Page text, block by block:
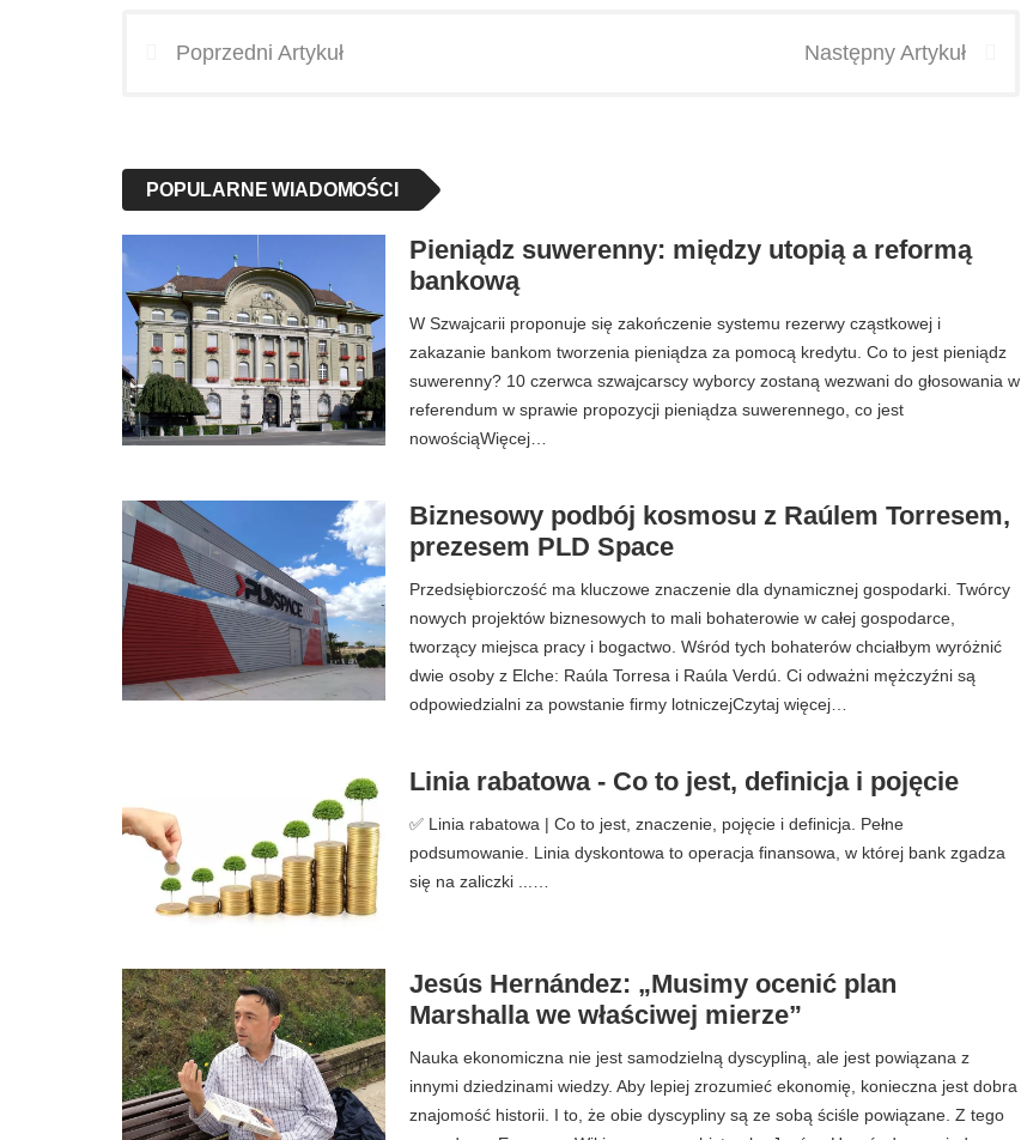
Poprzedni Artykuł Następny Artykuł
POPULARNE WIADOMOŚCI
Pieniądz suwerenny: między utopią a reformą
bankową
W Szwajcarii proponuje się zakończenie systemu rezerwy cząstkowej i
zakazanie bankom tworzenia pieniądza za pomocą kredytu. Co to jest pieniądz
suwerenny? 10 czerwca szwajcarscy wyborcy zostaną wezwani do głosowania w
referendum w sprawie propozycji pieniądza suwerennego, co jest
nowościąWięcej…
Biznesowy podbój kosmosu z Raúlem Torresem,
prezesem PLD Space
Przedsiębiorczość ma kluczowe znaczenie dla dynamicznej gospodarki. Twórcy
nowych projektów biznesowych to mali bohaterowie w całej gospodarce,
tworzący miejsca pracy i bogactwo. Wśród tych bohaterów chciałbym wyróżnić
dwie osoby z Elche: Raúla Torresa i Raúla Verdú. Ci odważni mężczyźni są
odpowiedzialni za powstanie firmy lotniczejCzytaj więcej…
Linia rabatowa - Co to jest, definicja i pojęcie
✅ Linia rabatowa | Co to jest, znaczenie, pojęcie i definicja. Pełne
podsumowanie. Linia dyskontowa to operacja finansowa, w której bank zgadza
się na zaliczki ...…
Jesús Hernández: „Musimy ocenić plan
Marshalla we właściwej mierze”
Nauka ekonomiczna nie jest samodzielną dyscypliną, ale jest powiązana z
innymi dziedzinami wiedzy. Aby lepiej zrozumieć ekonomię, konieczna jest dobra
znajomość historii. I to, że obie dyscypliny są ze sobą ściśle powiązane. Z tego